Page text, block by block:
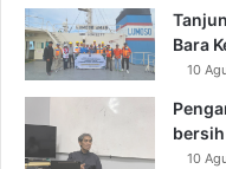
Bara
10
10